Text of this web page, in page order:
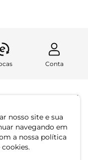
nosso site e sua
navegando em
a nossa política
Conta